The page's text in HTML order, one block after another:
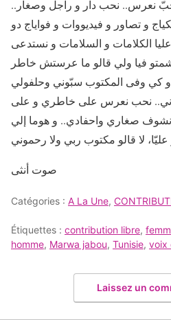
نعرس.. نحب دار و راجل وصغار..
و تصاور و فيديووات و فواياج دو
الكلامات و السلامات و نستدعى
فيا ولي قالو ما عرستش خاطر
كي وفى المكتوب سبّوني وحلفولي
نحب نعرس على خاطري و على
صغاري واحفادي.. و هوما إلي
صوت أنثى
Catégories : A La Une,
Étiquettes : contribution libre,
homme, Marwa jabou, Tunisie, voix
Laissez un